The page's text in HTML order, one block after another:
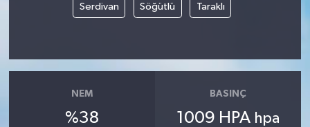
Serdivan Söğütlü Taraklı
NEM
%38
BASINÇ
1009 HPA hpa